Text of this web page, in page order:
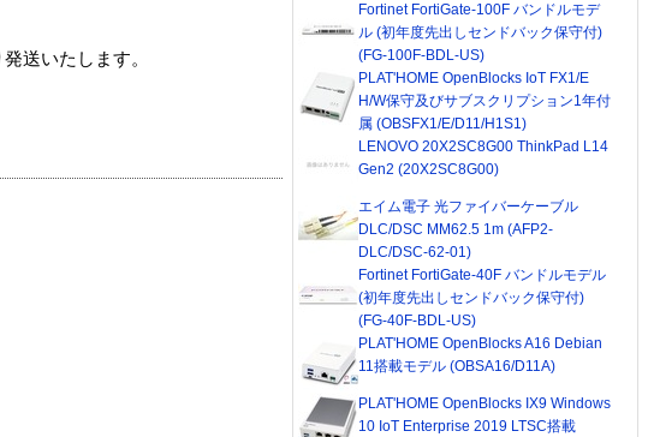
送いたします。
Fortinet FortiGate-100F バンドルモデ
ル (初年度先出しセンドバック保守付)
(FG-100F-BDL-US)
PLAT'HOME OpenBlocks IoT FX1/E
H/W保守及びサブスクリプション1年付
属 (OBSFX1/E/D11/H1S1)
LENOVO 20X2SC8G00 ThinkPad L14
Gen2 (20X2SC8G00)
エイム電子 光ファイバーケーブル
DLC/DSC MM62.5 1m (AFP2-
DLC/DSC-62-01)
Fortinet FortiGate-40F バンドルモデル
(初年度先出しセンドバック保守付)
(FG-40F-BDL-US)
PLAT'HOME OpenBlocks A16 Debian
11搭載モデル (OBSA16/D11A)
PLAT'HOME OpenBlocks IX9 Windows
10 IoT Enterprise 2019 LTSC搭載